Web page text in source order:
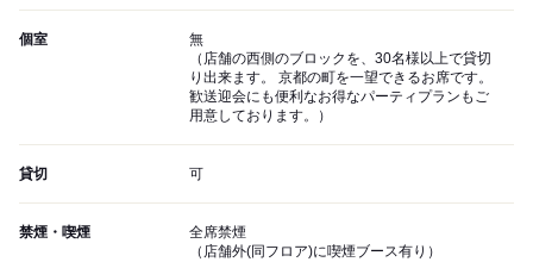
個室
無
（店舗の西側のブロックを、30名様以上で貸切
り出来ます。 京都の町を一望できるお席です。
歓送迎会にも便利なお得なパーティプランもご
用意しております。）
貸切 可
禁煙・喫煙
全席禁煙
（店舗外(同フロア)に喫煙ブース有り）